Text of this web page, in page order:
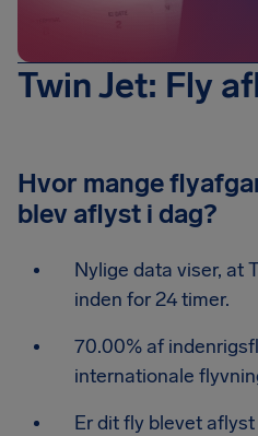
Twin Jet: Fly
Hvor mange
blev aflyst i dag?
Nylige data viser, at
inden for 24 timer.
70.00% af
internationale
Er dit fly blevet